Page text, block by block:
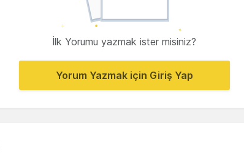
İlk Yorumu yazmak ister misiniz?
Yorum Yazmak için Giriş Yap